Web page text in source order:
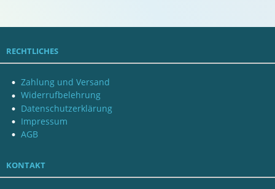
RECHTLICHES
Zahlung und Versand
Widerrufbelehrung
Datenschutzerklärung
Impressum
AGB
KONTAKT